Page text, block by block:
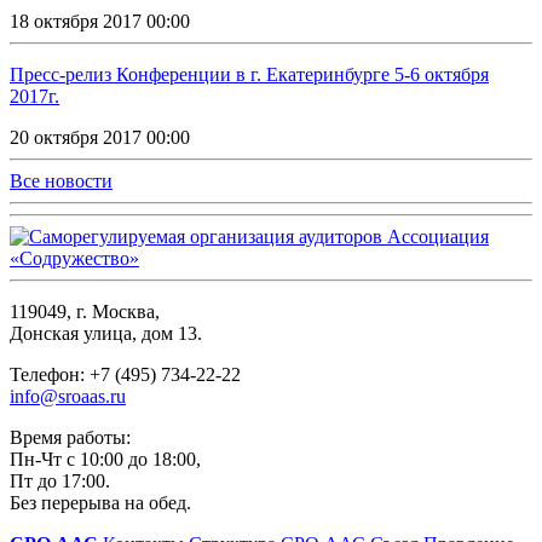
18 октября 2017 00:00
Пресс-релиз Конференции в г. Екатеринбурге 5-6 октября
2017г.
20 октября 2017 00:00
Все новости
119049, г. Москва,
Донская улица, дом 13.
Телефон: +7 (495) 734-22-22
info@sroaas.ru
Время работы:
Пн-Чт с 10:00 до 18:00,
Пт до 17:00.
Без перерыва на обед.